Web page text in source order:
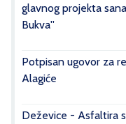
glavnog projekta
Bukva''
Potpisan ugovor za
Alagiće
Deževice - Asfaltira